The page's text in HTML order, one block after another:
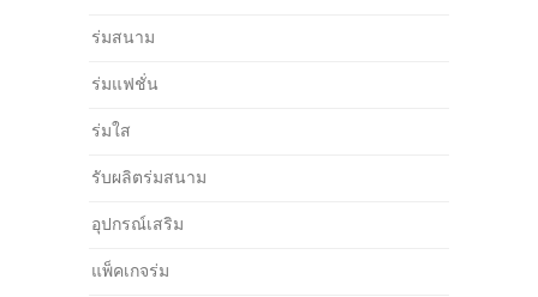
ร่มสนาม
ร่มแฟชั่น
ร่มใส
รับผลิตร่มสนาม
อุปกรณ์เสริม
แพ็คเกจร่ม